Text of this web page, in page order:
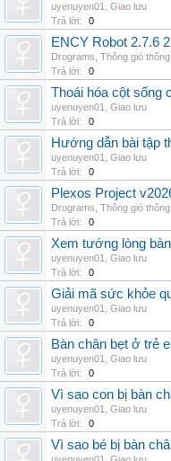
uyenuyen01
Giao lưu
Trả lời:
0
ENCY Robot 2.7.6 2
Drograms Thông gió
Trả lời:
0
Thoái hóa cột sống
uyenuyen01
Giao lưu
Trả lời:
0
Hướng dẫn bài tập
uyenuyen01
Giao lưu
Trả lời:
0
Plexos Project
Drograms Thông gió
Trả lời:
0
Xem tướng lòng
uyenuyen01
Giao lưu
Trả lời:
0
Giải mã sức khỏe
uyenuyen01
Giao lưu
Trả lời:
0
Bàn chân bẹt ở trẻ
uyenuyen01
Giao lưu
Trả lời:
0
Vì sao con bị bàn
uyenuyen01
Giao lưu
Trả lời:
0
Vì sao bé bị bàn